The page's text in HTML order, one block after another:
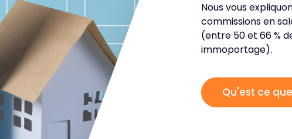
Nous vous
commissions en
(entre 50 et 66 %
immoportage).
Qu'est ce